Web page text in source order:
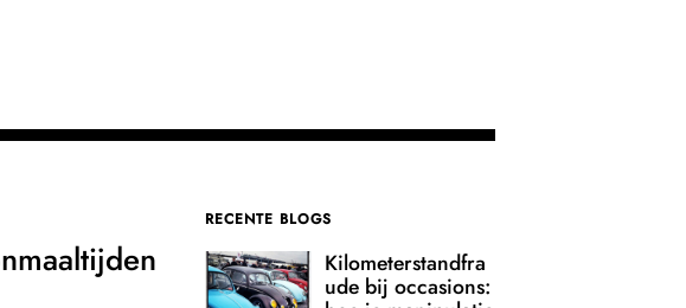
RECENTE BLOGS
Kilometerstandfra
ude bij occasions: